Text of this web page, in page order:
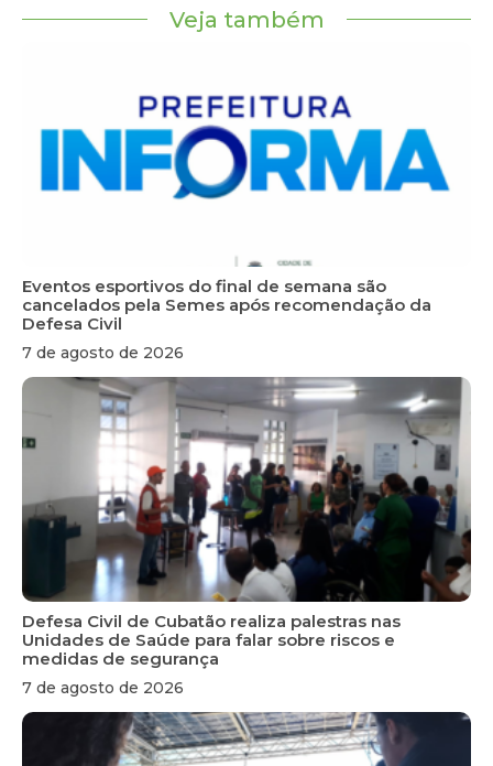
Veja também
Eventos esportivos do final de semana são
cancelados pela Semes após recomendação da
Defesa Civil
7 de agosto de 2026
Defesa Civil de Cubatão realiza palestras nas
Unidades de Saúde para falar sobre riscos e
medidas de segurança
7 de agosto de 2026